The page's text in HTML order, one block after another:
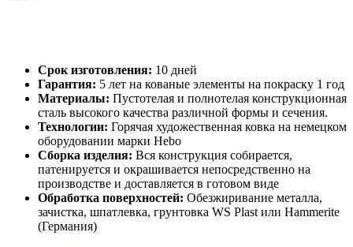
Срок изготовления: 10 дней
Гарантия: 5 лет на кованые элементы на покраску 1 год
Материалы: Пустотелая и полнотелая конструкционная
сталь высокого качества различной формы и сечения.
Технологии: Горячая художественная ковка на немецком
оборудовании марки Hebo
Сборка изделия: Вся конструкция собирается,
патенируется и окрашивается непосредственно на
производстве и доставляется в готовом виде
Обработка поверхностей: Обезжиривание металла,
зачистка, шпатлевка, грунтовка WS Plast или Hammerite
(Германия)